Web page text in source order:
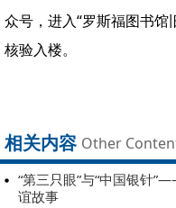
众号，进入“罗斯福图书
核验入楼。
相关内容 Other
“第三只眼”与“中国银针
谊故事